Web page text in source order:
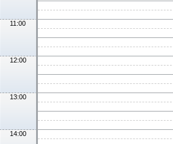
11:00
12:00
13:00
14:00